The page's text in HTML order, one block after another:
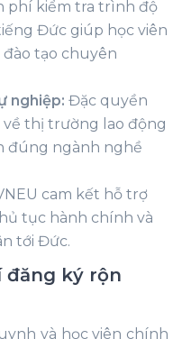
phí kiểm tra trình độ
Đức giúp học viên
tạo chuyên
nghiệp: Đặc quyền
về thị trường lao động
đúng ngành nghề
cam kết hỗ trợ
tục hành chính và
tới Đức.
đăng ký rộn
và học viên chính